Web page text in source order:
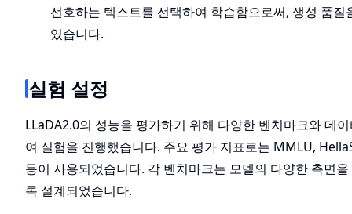
선호하는 텍스트를 선택하여 학습함으로써, 생성 품질
있습니다.
실험 설정
LLaDA2.0의 성능을 평가하기 위해 다양한 벤치마크와 데
여 실험을 진행했습니다. 주요 평가 지표로는 MMLU,
등이 사용되었습니다. 각 벤치마크는 모델의 다양한 측면
록 설계되었습니다.